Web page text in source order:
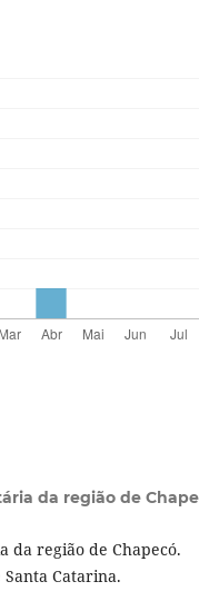
da região de
da região de Chapecó.
Catarina.